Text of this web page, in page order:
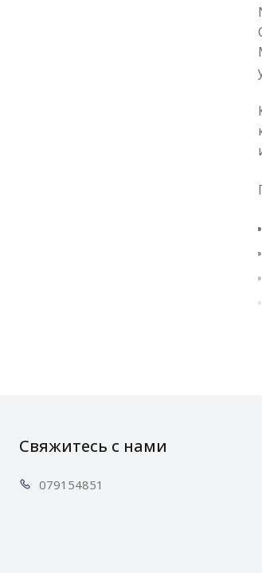
Свяжитесь с нами
0791 54851